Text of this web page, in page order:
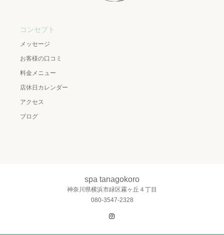
コンセプト
メッセージ
お客様の口コミ
料金メニュー
店休日カレンダー
アクセス
ブログ
spa tanagokoro
神奈川県横浜市緑区霧ヶ丘４丁目
080-3547-2328